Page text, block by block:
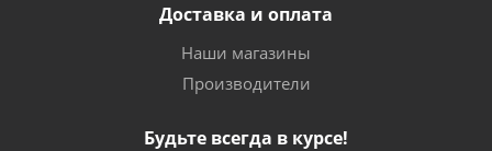
Доставка и оплата
Наши магазины
Производители
Будьте всегда в курсе!